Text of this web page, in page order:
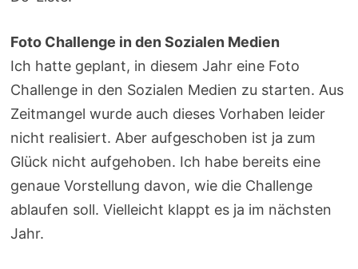
Foto Challenge in den Sozialen Medien
Ich hatte geplant, in diesem Jahr eine Foto
Challenge in den Sozialen Medien zu starten. Aus
Zeitmangel wurde auch dieses Vorhaben leider
nicht realisiert. Aber aufgeschoben ist ja zum
Glück nicht aufgehoben. Ich habe bereits eine
genaue Vorstellung davon, wie die Challenge
ablaufen soll. Vielleicht klappt es ja im nächsten
Jahr.